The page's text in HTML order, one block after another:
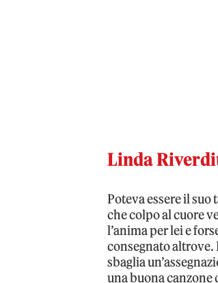
Linda
Poteva essere il
che colpo al cuore
l’anima per lei e
consegnato altrove.
sbaglia
una buona